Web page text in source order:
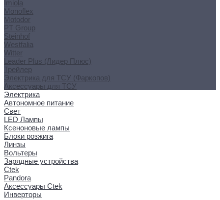
Imiola
Monoflex
Motodor
PT Group
Steinhof
Westfalia
Witter
Leader Plus (Лидер Плюс)
Трейлер
Электрика для ТСУ (Фаркопов)
Аксессуары для ТСУ
Электрика
Автономное питание
Свет
LED Лампы
Ксеноновые лампы
Блоки розжига
Линзы
Вольтеры
Зарядные устройства
Ctek
Pandora
Аксессуары Ctek
Инверторы